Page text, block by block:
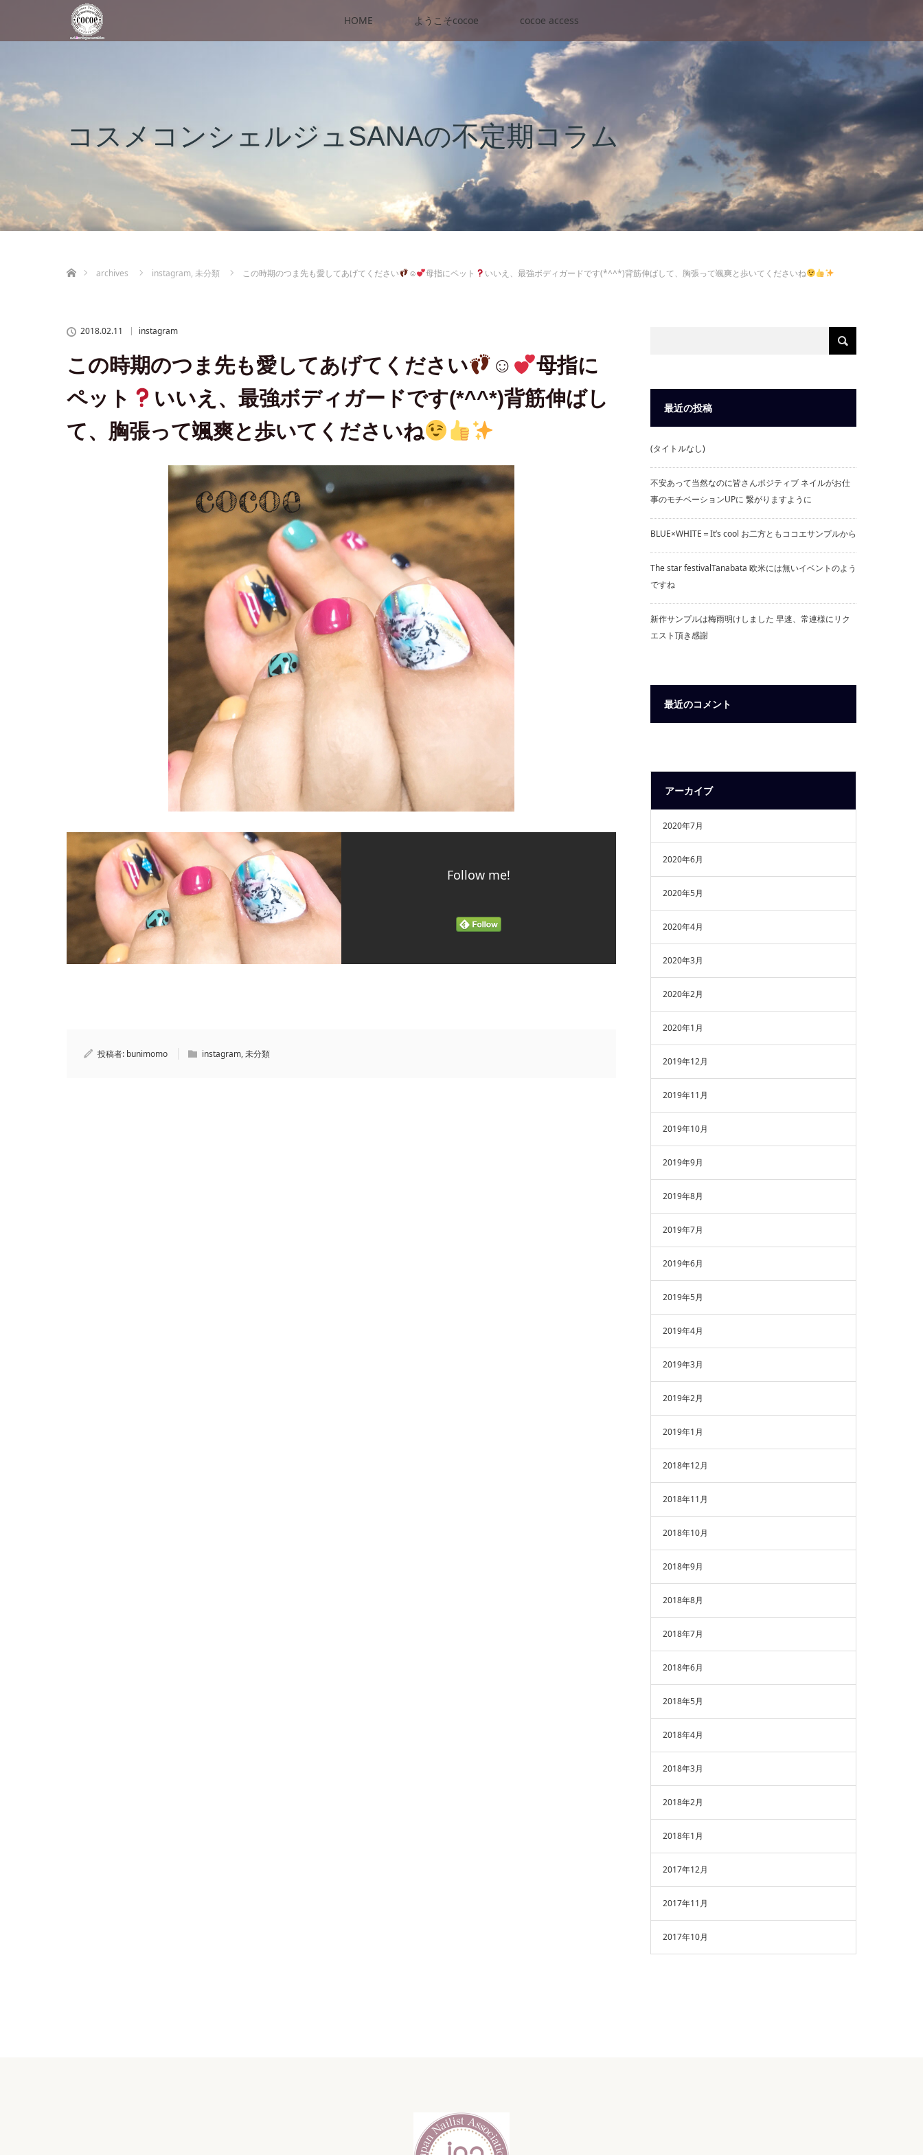
HOME ようこそcocoe cocoe access
コスメコンシェルジュSANAの不定期コラム
archives
instagram, 未分類 この時期のつま先も愛してあげてください ☺ 母指にペット いいえ、最強ボディガードです(*^^*)背筋伸ばして、胸張って颯爽と歩いてくださいね
2018.02.11 instagram
この時期のつま先も愛してあげてください ☺
母指に
ペット
いいえ、最強ボディガードです(*^^*)背筋伸ばし
て、胸張って颯爽と歩いてくださいね
Follow me!
投稿者: bunimomo instagram,未分類
最近の投稿
(タイトルなし)
不安あって当然なのに皆さんポジティブ ネイルがお仕
事のモチベーションUPに 繋がりますように
BLUE×WHITE＝It’s cool お二方ともココエサンプルから
The star festivalTanabata 欧米には無いイベントのよう
ですね
新作サンプルは梅雨明けしました 早速、常連様にリク
エスト頂き感謝
最近のコメント
アーカイブ
2020年7月
2020年6月
2020年5月
2020年4月
2020年3月
2020年2月
2020年1月
2019年12月
2019年11月
2019年10月
2019年9月
2019年8月
2019年7月
2019年6月
2019年5月
2019年4月
2019年3月
2019年2月
2019年1月
2018年12月
2018年11月
2018年10月
2018年9月
2018年8月
2018年7月
2018年6月
2018年5月
2018年4月
2018年3月
2018年2月
2018年1月
2017年12月
2017年11月
2017年10月